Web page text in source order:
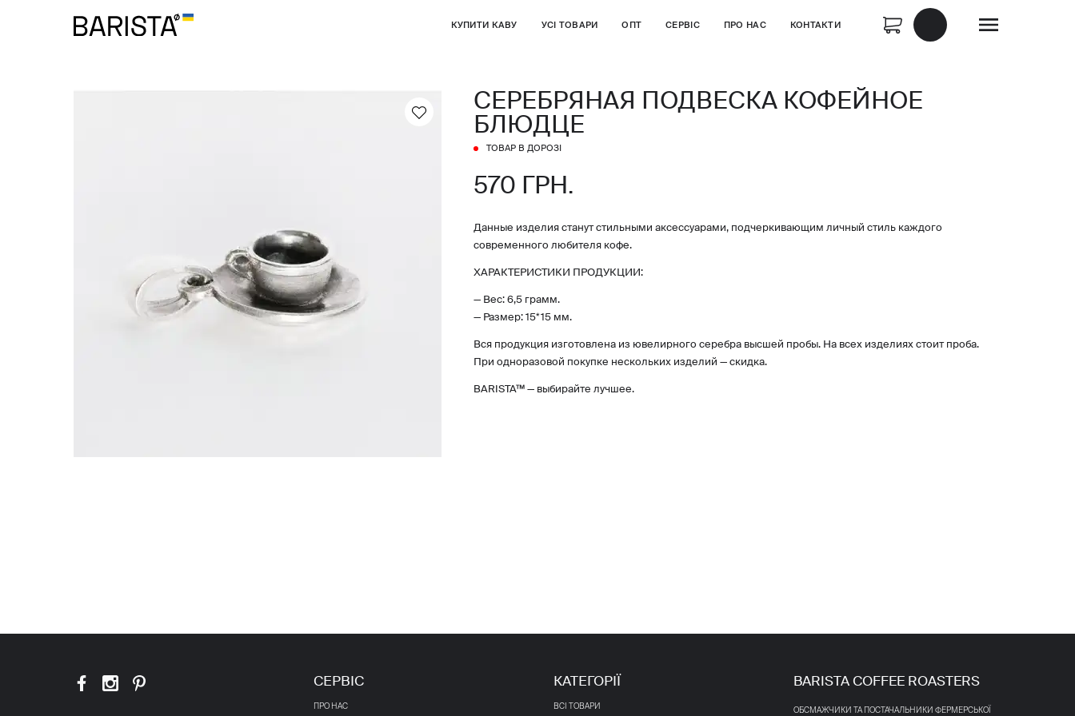
КУПИТИ КАВУ УСІ ТОВАРИ ОПТ СЕРВІС ПРО НАС КОНТАКТИ
СЕРЕБРЯНАЯ ПОДВЕСКА КОФЕЙНОЕ
БЛЮДЦЕ
ТОВАР В ДОРОЗІ
570 ГРН.
Данные изделия станут стильными аксессуарами, подчеркивающим личный стиль каждого
современного любителя кофе.
ХАРАКТЕРИСТИКИ ПРОДУКЦИИ:
— Вес: 6,5 грамм.
— Размер: 15*15 мм.
Вся продукция изготовлена из ювелирного серебра высшей пробы. На всех изделиях стоит проба.
При одноразовой покупке нескольких изделий — скидка.
BARISTA™ — выбирайте лучшее.
СЕРВІС
ПРО НАС
КАТЕГОРІЇ
ВСІ ТОВАРИ
BARISTA COFFEE ROASTERS
ОБСМАЖЧИКИ ТА ПОСТАЧАЛЬНИКИ ФЕРМЕРСЬКОЇ